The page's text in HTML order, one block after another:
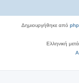
Δημιουργήθηκε από
Ελληνική